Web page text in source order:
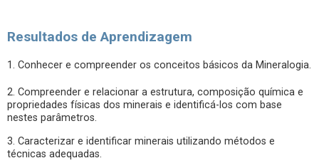
Resultados de Aprendizagem
1. Conhecer e compreender os conceitos básicos da Mineralogia.
2. Compreender e relacionar a estrutura, composição química e
propriedades físicas dos minerais e identificá-los com base
nestes parâmetros.
3. Caracterizar e identificar minerais utilizando métodos e
técnicas adequadas.